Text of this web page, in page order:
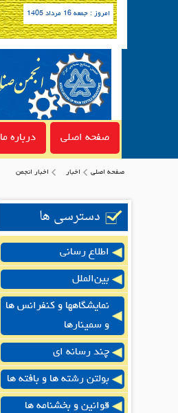
امروز : جمعه 16 مرداد 1405
صفحه اصلی درباره ما
صفحه اصلی اخبار اخبار انجمن
دسترسی ها
اطلاع رسانی
بین‌الملل
نمایشگاهها و کنفرانس ها
و سمینارها
چند رسانه ای
بولتن رشته ها و بافته ها
قوانین و بخشنامه ها